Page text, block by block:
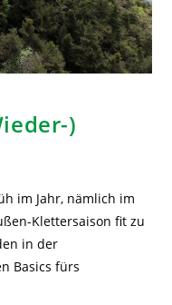
)
im Jahr, nämlich im
Klettersaison fit zu
in der
Basics fürs